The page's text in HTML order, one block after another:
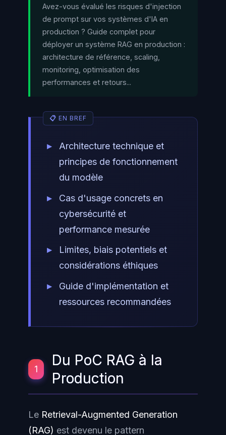
Avez-vous évalué les risques d'injection
de prompt sur vos systèmes d'IA en
production ? Guide complet pour
déployer un système RAG en production :
architecture de référence, scaling,
monitoring, optimisation des
performances et retours...
Architecture technique et
principes de fonctionnement
du modèle
Cas d'usage concrets en
cybersécurité et
performance mesurée
Limites, biais potentiels et
considérations éthiques
Guide d'implémentation et
ressources recommandées
1
Du PoC RAG à la
Production
Le Retrieval-Augmented Generation
(RAG) est devenu le pattern